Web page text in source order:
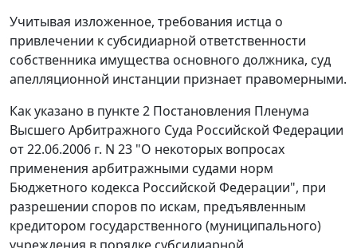
Учитывая изложенное, требования истца о
привлечении к субсидиарной ответственности
собственника имущества основного должника, суд
апелляционной инстанции признает правомерными.
Как указано в пункте 2 Постановления Пленума
Высшего Арбитражного Суда Российской Федерации
от 22.06.2006 г. N 23 "О некоторых вопросах
применения арбитражными судами норм
Бюджетного кодекса Российской Федерации", при
разрешении споров по искам, предъявленным
кредитором государственного (муниципального)